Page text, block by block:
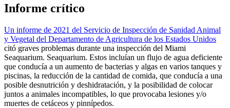
Informe crítico
Un informe de 2021 del Servicio de Inspección de Sanidad Animal
y Vegetal del Departamento de Agricultura de los Estados Unidos
citó graves problemas durante una inspección del Miami
Seaquarium. Seaquarium. Estos incluían un flujo de agua deficiente
que conducía a un aumento de bacterias y algas en varios tanques y
piscinas, la reducción de la cantidad de comida, que conducía a una
posible desnutrición y deshidratación, y la posibilidad de colocar
juntos a animales incompatibles, lo que provocaba lesiones y/o
muertes de cetáceos y pinnípedos.